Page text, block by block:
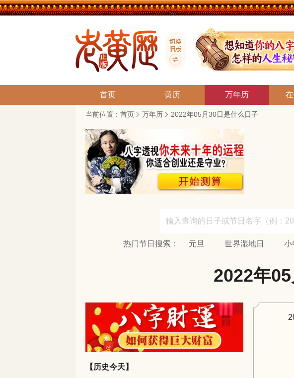
首页 黄历 万年历
当前位置： 首页 万年历 2022年05月30日是什么日子
热门节日搜索： 元旦 世界湿地日 小
2022年
【历史今天】